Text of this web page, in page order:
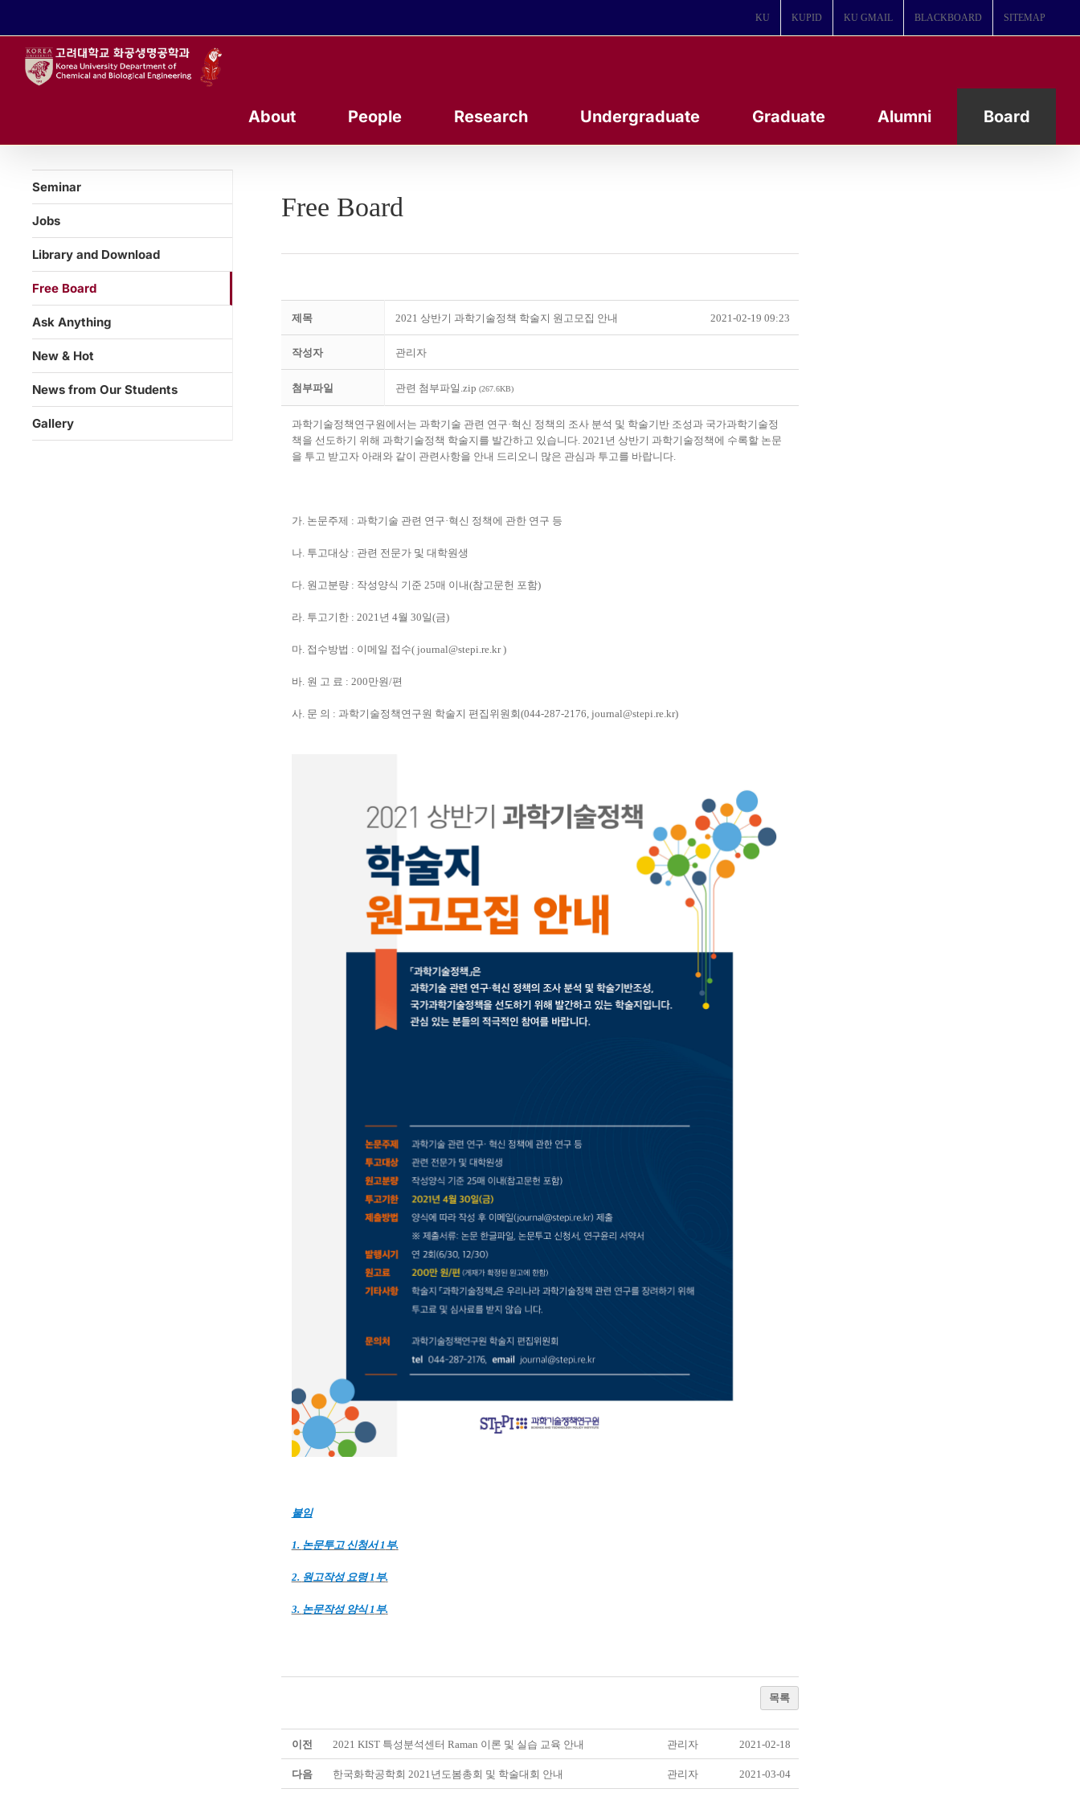
KU KUPID KU GMAIL BLACKBOARD SITEMAP
About People Research Undergraduate Graduate Alumni Board
Free Board
제목 2021 상반기 과학기술정책 학술지 원고모집 안내 2021-02-19 09:23
작성자 관리자
첨부파일 관련 첨부파일.zip (267.6KB)
과학기술정책연구원에서는 과학기술 관련 연구·혁신 정책의 조사 분석 및 학술기반 조성과 국가과학기술정
책을 선도하기 위해 과학기술정책 학술지를 발간하고 있습니다. 2021 년 상반기 과학기술정책에 수록할 논문
을 투고 받고자 아래와 같이 관련사항을 안내 드리오니 많은 관심과 투고를 바랍니다.
가. 논문주제 : 과학기술 관련 연구·혁신 정책에 관한 연구 등
나. 투고대상 : 관련 전문가 및 대학원생
다. 원고분량 : 작성양식 기준 25매 이내(참고문헌 포함)
라. 투고기한 : 2021 년 4월 30일(금)
마. 접수방법 : 이메일 접수( journal@stepi.re.kr )
바. 원 고 료 : 200만원/편
사. 문 의 : 과학기술정책연구원 학술지 편집위원회(044-287-2176, journal@stepi.re.kr)
붙임
1. 논문투고 신청서1 부.
2. 원고작성 요령1 부.
3. 논문작성 양식1 부.
목록
이전 2021 KIST 특성분석센터 Raman 이론 및 실습 교육 안내 관리자 2021-02-18
다음 한국화학공학회 2021년도봄총회 및 학술대회 안내 관리자 2021-03-04
Seminar
Jobs
Library and Download
Free Board
Ask Anything
New & Hot
News from Our Students
Gallery